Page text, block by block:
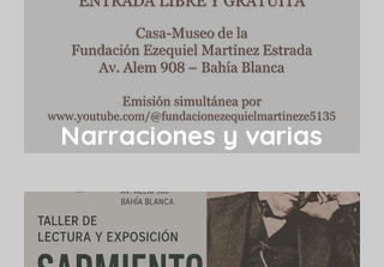
Narraciones y varias